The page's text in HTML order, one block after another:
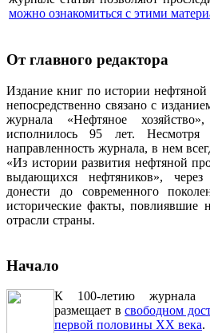
можно ознакомиться с этими
От главного редактора
Издание книг по истории
непосредственно связано с
журнала «Нефтяное
исполнилось 95 лет. Несмотря
направленность журнала, в нем
«Из истории развития нефтяной
выдающихся нефтяников»,
донести до современного
исторические факты, повлиявшие
отрасли страны.
Начало
К 100-летию журнала
размещает всвободном
первой половины ХХ века.